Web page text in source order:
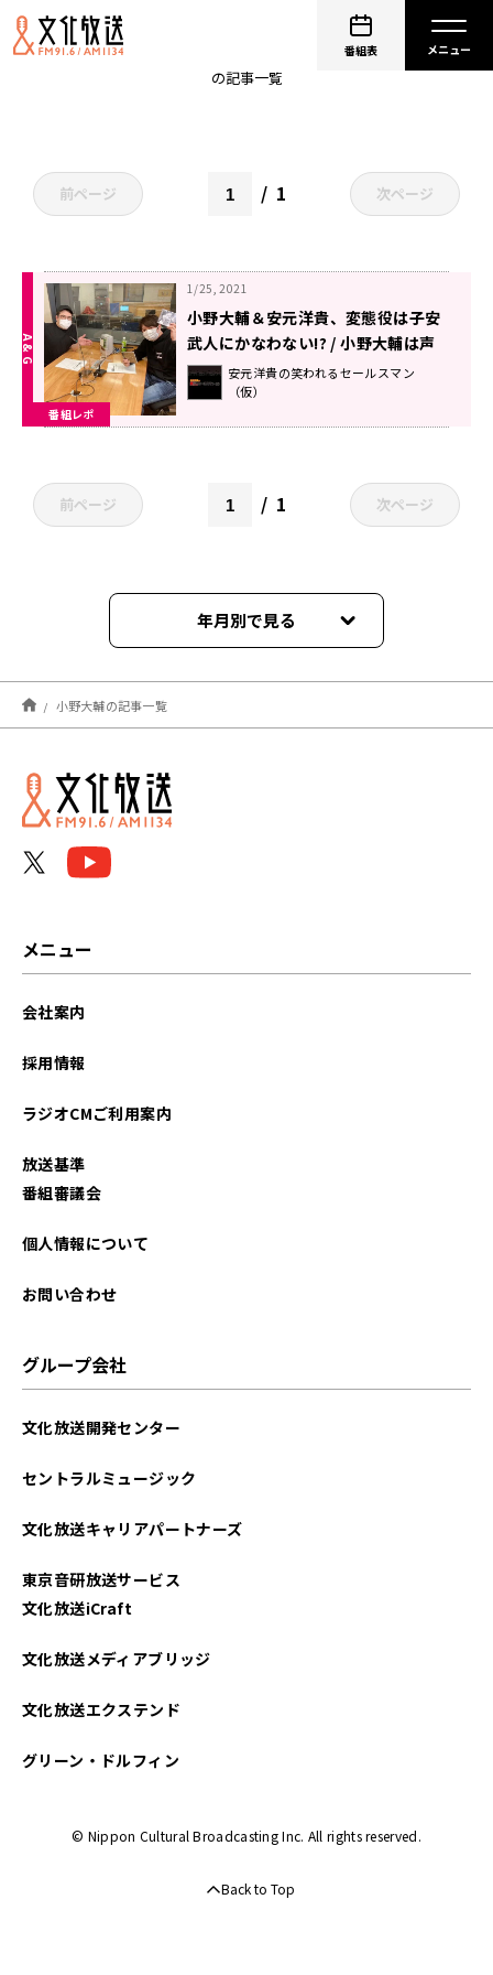
番組表
の記事一覧
前ページ 1 次ページ
番組レポ
1/25, 2021
小野大輔＆安元洋貴、変態役は子安
武人にかなわない!? / 小野大輔は声
優界の怪物（ケモノ）？『安元洋貴
の笑われるセールスマン（仮）』
安元洋貴の笑われるセールスマン
（仮）
前ページ 1 次ページ
年月別で見る
2026年07月
2026年06月
2026年05月
2025年08月
2025年05月
2024年12月
2024年11月
2024年10月
小野大輔の記事一覧
メニュー
会社案内
採用情報
ラジオCMご利用案内
放送基準
番組審議会
個人情報について
お問い合わせ
グループ会社
文化放送開発センター
セントラルミュージック
文化放送キャリアパートナーズ
東京音研放送サービス
文化放送iCraft
文化放送メディアブリッジ
文化放送エクステンド
グリーン・ドルフィン
© Nippon Cultural Broadcasting Inc. All rights reserved.
Back to Top